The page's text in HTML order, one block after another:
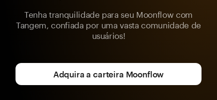
Tenha tranquilidade para seu Moonflow com
Tangem, confiada por uma vasta comunidade de
usuários!
Adquira a carteira Moonflow